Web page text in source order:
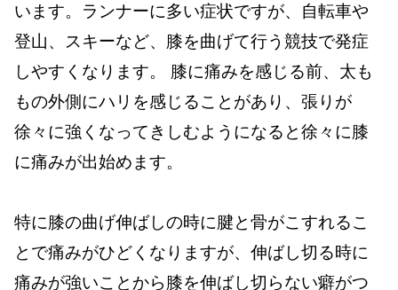
います。ランナーに多い症状ですが、自転車や
登山、スキーなど、膝を曲げて行う競技で発症
しやすくなります。 膝に痛みを感じる前、太も
もの外側にハリを感じることがあり、張りが
徐々に強くなってきしむようになると徐々に膝
に痛みが出始めます。
特に膝の曲げ伸ばしの時に腱と骨がこすれるこ
とで痛みがひどくなりますが、伸ばし切る時に
痛みが強いことから膝を伸ばし切らない癖がつ